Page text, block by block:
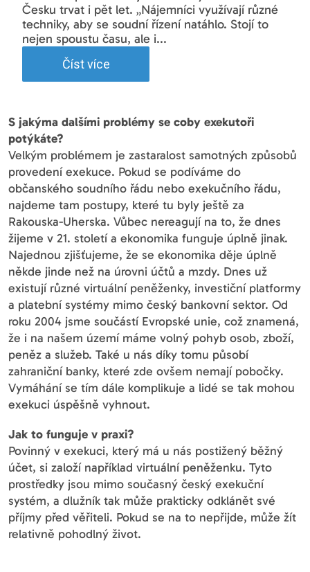
Česku trvat i pět let. „Nájemníci využívají různé
techniky, aby se soudní řízení natáhlo. Stojí to
nejen spoustu času, ale i...
Číst více
S jakýma dalšími problémy se coby exekutoři
potýkáte?
Velkým problémem je zastaralost samotných způsobů
provedení exekuce. Pokud se podíváme do
občanského soudního řádu nebo exekučního řádu,
najdeme tam postupy, které tu byly ještě za
Rakouska-Uherska. Vůbec nereagují na to, že dnes
žijeme v 21. století a ekonomika funguje úplně jinak.
Najednou zjišťujeme, že se ekonomika děje úplně
někde jinde než na úrovni účtů a mzdy. Dnes už
existují různé virtuální peněženky, investiční platformy
a platební systémy mimo český bankovní sektor. Od
roku 2004 jsme součástí Evropské unie, což znamená,
že i na našem území máme volný pohyb osob, zboží,
peněz a služeb. Také u nás díky tomu působí
zahraniční banky, které zde ovšem nemají pobočky.
Vymáhání se tím dále komplikuje a lidé se tak mohou
exekuci úspěšně vyhnout.
Jak to funguje v praxi?
Povinný v exekuci, který má u nás postižený běžný
účet, si založí například virtuální peněženku. Tyto
prostředky jsou mimo současný český exekuční
systém, a dlužník tak může prakticky odklánět své
příjmy před věřiteli. Pokud se na to nepřijde, může žít
relativně pohodlný život.